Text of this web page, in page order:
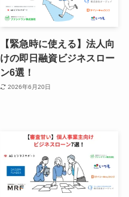
【緊急時に使える】法人向
けの即日融資ビジネスロー
ン6選！
2026年6月20日